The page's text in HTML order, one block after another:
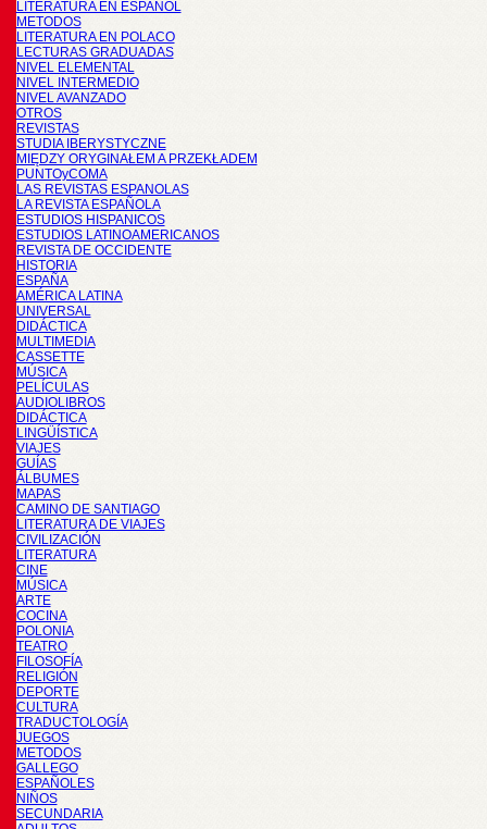
LITERATURA EN ESPAÑOL
METODOS
LITERATURA EN POLACO
LECTURAS GRADUADAS
NIVEL ELEMENTAL
NIVEL INTERMEDIO
NIVEL AVANZADO
OTROS
REVISTAS
STUDIA IBERYSTYCZNE
MIĘDZY ORYGINAŁEM A PRZEKŁADEM
PUNTOyCOMA
LAS REVISTAS ESPANOLAS
LA REVISTA ESPAÑOLA
ESTUDIOS HISPANICOS
ESTUDIOS LATINOAMERICANOS
REVISTA DE OCCIDENTE
HISTORIA
ESPAÑA
AMÉRICA LATINA
UNIVERSAL
DIDÁCTICA
MULTIMEDIA
CASSETTE
MÚSICA
PELÍCULAS
AUDIOLIBROS
DIDÁCTICA
LINGÜÍSTICA
VIAJES
GUÍAS
ÁLBUMES
MAPAS
CAMINO DE SANTIAGO
LITERATURA DE VIAJES
CIVILIZACIÓN
LITERATURA
CINE
MÚSICA
ARTE
COCINA
POLONIA
TEATRO
FILOSOFÍA
RELIGIÓN
DEPORTE
CULTURA
TRADUCTOLOGÍA
JUEGOS
METODOS
GALLEGO
ESPAÑOLES
NIÑOS
SECUNDARIA